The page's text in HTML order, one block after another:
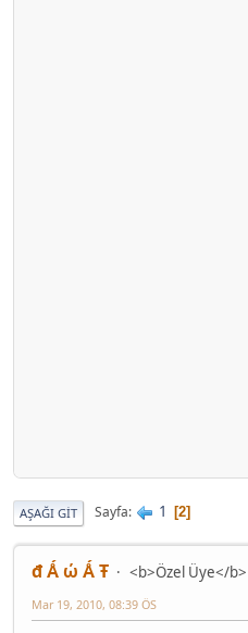
AŞAĞI GIT Sayfa 1 2
đ Ǻ ώ Ǻ Ŧ
<b>Özel Üye</b>
Mar 19, 2010, 08:39 ÖS